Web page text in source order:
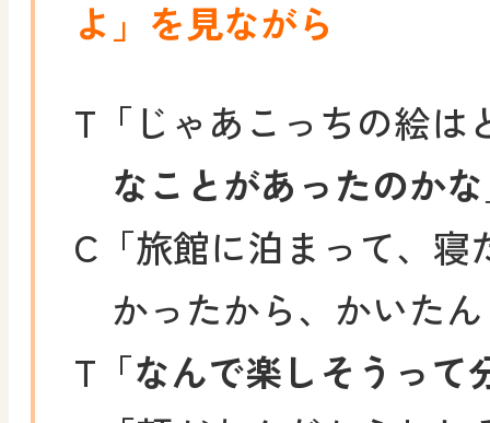
よ」を見ながら
T 「じゃあこっちの絵
なことがあったのかな
C 「旅館に泊まって、
かったから、かいた
T 「なんで楽しそうって